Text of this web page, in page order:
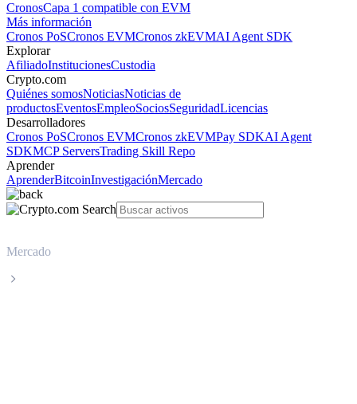
CronosCapa 1 compatible con EVM
Más información
Cronos PoSCronos EVMCronos zkEVMAI Agent SDK
Explorar
AfiliadoInstitucionesCustodia
Crypto.com
Quiénes somosNoticiasNoticias de
productosEventosEmpleoSociosSeguridadLicencias
Desarrolladores
Cronos PoSCronos EVMCronos zkEVMPay SDKAI Agent
SDKMCP ServersTrading Skill Repo
Aprender
AprenderBitcoinInvestigaciónMercado
Mercado